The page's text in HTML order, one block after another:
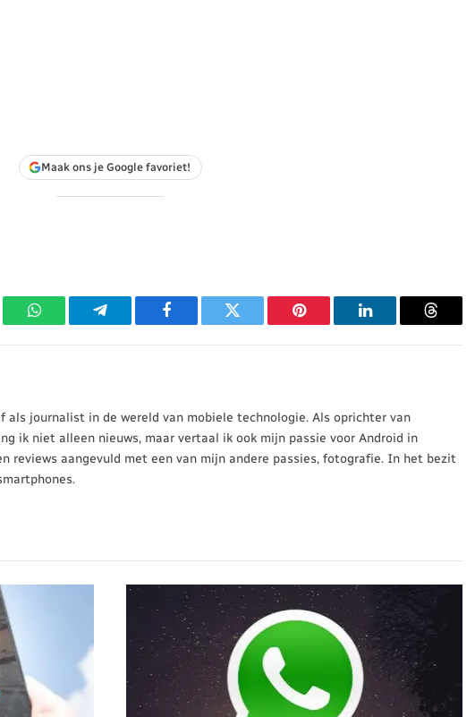
Maak ons je Google favoriet!
WhatsAppTelegram Facebook Twitter Pinterest LinkedIn Threads
als journalist in de wereld van mobiele technologie. Als oprichter van
ik niet alleen nieuws, maar vertaal ik ook mijn passie voor Android in
reviews aangevuld met een van mijn andere passies, fotografie. In het bezit